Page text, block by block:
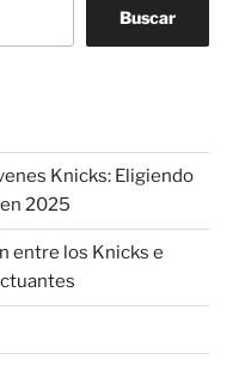
Buscar
Knicks: Eligiendo
2025
entre los Knicks e